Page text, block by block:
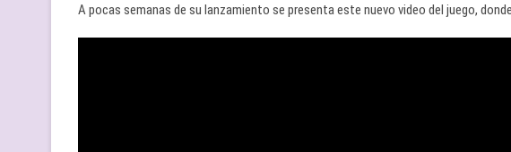
A pocas semanas de su lanzamiento se presenta este nuevo video del juego,